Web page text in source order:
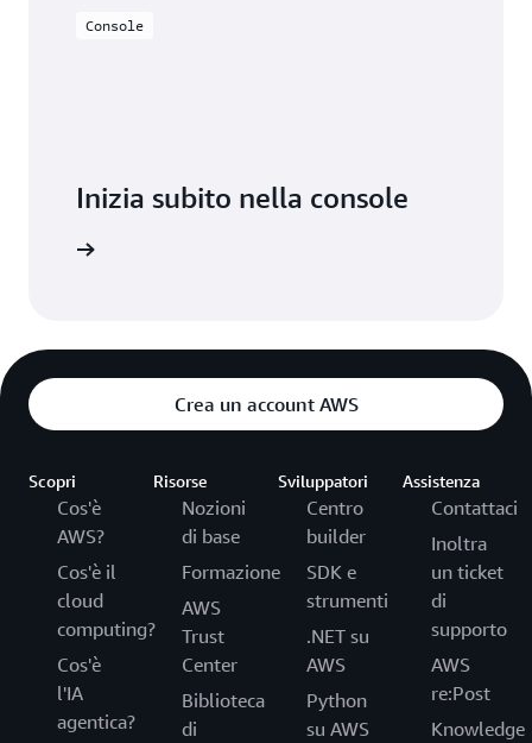
Console
Inizia subito nella console
Crea un account AWS
Scopri
Cos'è
AWS?
Cos'è il
cloud
computing?
Cos'è
l'IA
agentica?
Risorse
Nozioni
di base
Formazione
AWS
Trust
Center
Biblioteca
di
Sviluppatori
Centro
builder
SDK e
strumenti
.NET su
AWS
Python
su AWS
Assistenza
Contattaci
Inoltra
un ticket
di
supporto
AWS
re:Post
Knowledge